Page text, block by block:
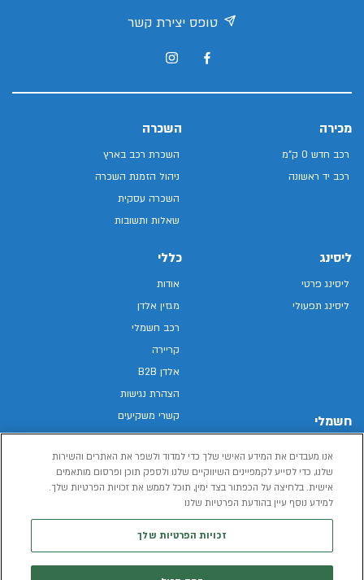
טופס יצירת קשר
מכירה
רכב חדש 0 ק"מ
רכב יד ראשונה
השכרה
השכרת רכב בארץ
ניהול הזמנת השכרה
השכרה עסקית
שאלות ותשובות
ליסינג
ליסינג פרטי
ליסינג תפעולי
חשמלי
רכב חשמלי
הכל על רכב חשמלי
כללי
אודות
מגזין אלדן
רכב חשמלי
קריירה
אלדן B2B
הצהרת נגישות
קשרי משקיעים
מפת האתר
מדיניות פרטיות
תנאי שימוש
אנו מעבדים את המידע האישי שלך כדי למדוד ולשפר את האתרים והשירות
שלנו, כדי לסייע לקמפיינים השיווקיים שלנו ולספק תוכן ופרסום מותאמים
אישית. בלחיצה על הכפתור בצד ימין, תוכל לממש את זכויות הפרטיות שלך.
למידע נוסף עיין בהודעת הפרטיות שלנו
זכויות הפרטיות שלך